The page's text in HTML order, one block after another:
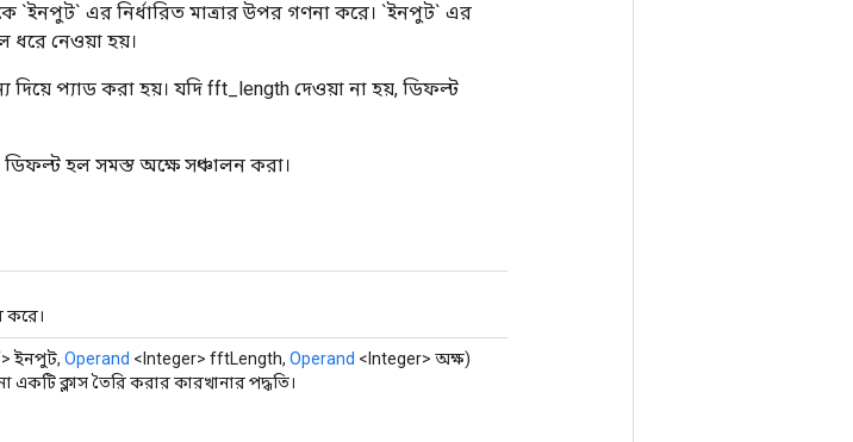
`ইনপুট` এর নির্ধারিত মাত্রার উপর গণনা করে। `ইনপুট` এর
ধরে নেওয়া হয়।
প্যাড করা হয়। যদি fft_length দেওয়া না হয়, ডিফল্ট
হল সমস্ত অক্ষে সঞ্চালন করা।
করে।
ইনপুট, Operand <Integer> fftLength, Operand <Integer> অক্ষ)
ক্লাস তৈরি করার কারখানার পদ্ধতি।